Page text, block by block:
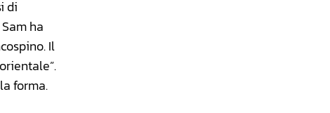
di
ha
Il
forma.